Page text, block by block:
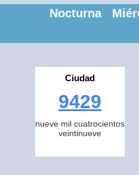
Nocturna
Ciudad
9429
nueve mil cuatrocientos
veintinueve